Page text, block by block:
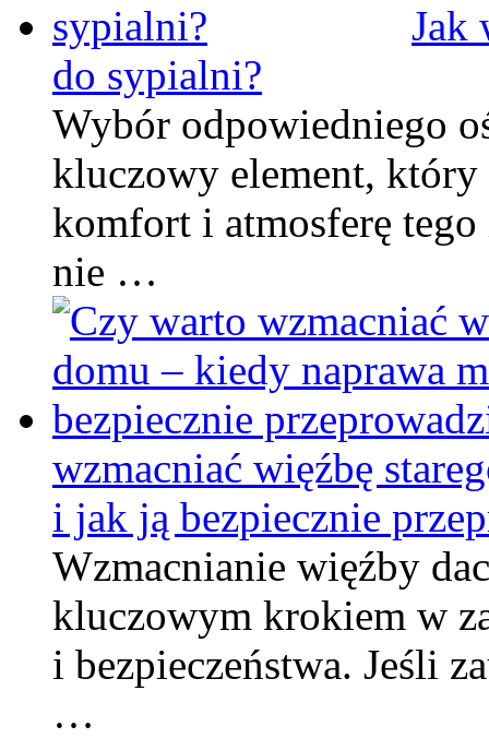
Jak
do sypialni?
Wybór odpowiedniego
kluczowy element, który
komfort i atmosferę
nie …
wzmacniać więźbę
i jak ją bezpiecznie
Wzmacnianie więźby
kluczowym krokiem w
i bezpieczeństwa. Jeśli
…